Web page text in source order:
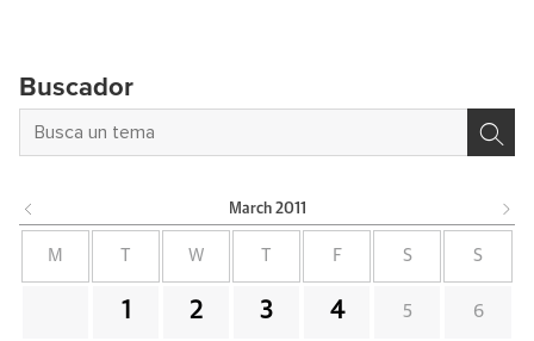
Buscador
March 2011
M W F S S
1 2 3 4 5 6